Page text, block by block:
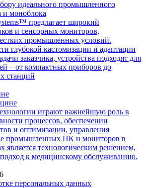
предлагает широкий
и сенсорных мониторов,
промышленных условий.
глубокой кастомизации и адаптации
заказчика, устройства подходят для
– от компактных приборов до
станций
играют важнейшую роль в
процессов, обеспечении
и оптимизации, управления
промышленных ПК и мониторов в
является технологическим решением,
к медицинскому обслуживанию.
персональных данных